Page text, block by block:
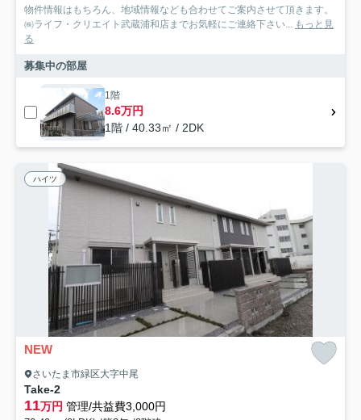
物件情報はもちろん、地域情報なども合わせてご案内させて頂きます。
㈱ライフ・クリエイト武蔵浦和店までお気軽にご連絡下さい... もっと見
る
募集中の部屋
1階
8.6万円
1階 / 40.33㎡ / 2DK
ハイツ
NEW
さいたま市緑区大字中尾
Take-2
11万円 管理/共益費3,000円